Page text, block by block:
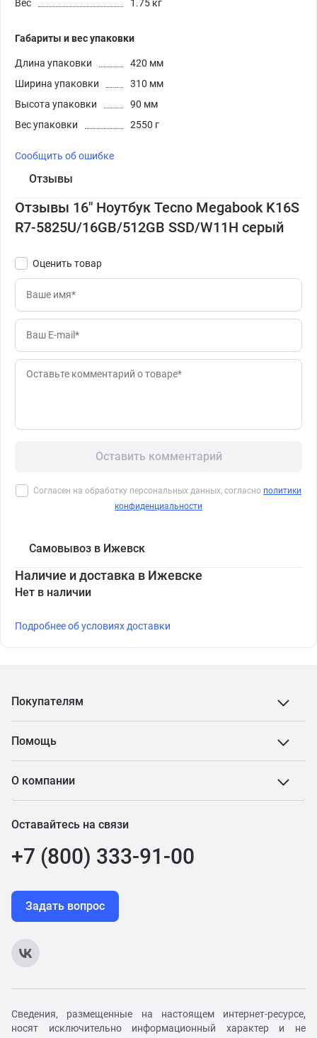
Вес
1.75 кг
Габариты и вес упаковки
Длина упаковки
420 мм
Ширина упаковки
310 мм
Высота упаковки
90 мм
Вес упаковки
2550 г
Сообщить об ошибке
Отзывы
Отзывы 16" Ноутбук Tecno Megabook K16S
R7-5825U/16GB/512GB SSD/W11H серый
Оценить товар
Оставить комментарий
Согласен на обработку персональных данных, согласно политики
конфиденциальности
Самовывоз в Ижевск
Наличие и доставка в Ижевске
Нет в наличии
Подробнее об условиях доставки
Покупателям
Помощь
О компании
Оставайтесь на связи
+7 (800) 333-91-00
Задать вопрос
Сведения, размещенные на настоящем интернет-ресурсе,
носят исключительно информационный характер и не